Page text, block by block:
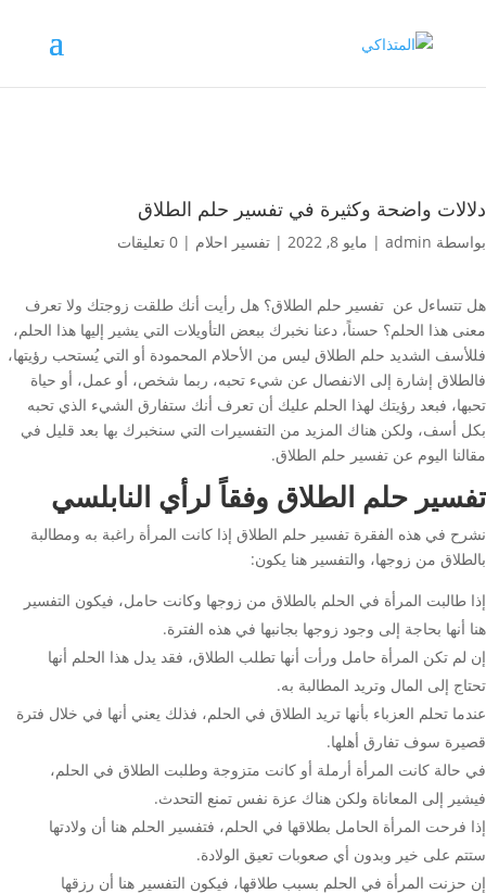
دلالات واضحة وكثيرة في تفسير حلم الطلاق
بواسطة admin
| مايو 8, 2022 | تفسير احلام | 0 تعليقات
هل تتساءل عن تفسير حلم الطلاق؟ هل رأيت أنك طلقت زوجتك ولا تعرف
معنى هذا الحلم؟ حسناً، دعنا نخبرك ببعض التأويلات التي يشير إليها هذا الحلم،
فللأسف الشديد حلم الطلاق ليس من الأحلام المحمودة أو التي يُستحب رؤيتها،
فالطلاق إشارة إلى الانفصال عن شيء تحبه، ربما شخص، أو عمل، أو حياة
تحبها، فبعد رؤيتك لهذا الحلم عليك أن تعرف أنك ستفارق الشيء الذي تحبه
بكل أسف، ولكن هناك المزيد من التفسيرات التي سنخبرك بها بعد قليل في
مقالنا اليوم عن تفسير حلم الطلاق.
تفسير حلم الطلاق وفقاً لرأي النابلسي
نشرح في هذه الفقرة تفسير حلم الطلاق إذا كانت المرأة راغبة به ومطالبة
بالطلاق من زوجها، والتفسير هنا يكون:
إذا طالبت المرأة في الحلم بالطلاق من زوجها وكانت حامل، فيكون التفسير
هنا أنها بحاجة إلى وجود زوجها بجانبها في هذه الفترة.
إن لم تكن المرأة حامل ورأت أنها تطلب الطلاق، فقد يدل هذا الحلم أنها
تحتاج إلى المال وتريد المطالبة به.
عندما تحلم العزباء بأنها تريد الطلاق في الحلم، فذلك يعني أنها في خلال فترة
قصيرة سوف تفارق أهلها.
في حالة كانت المرأة أرملة أو كانت متزوجة وطلبت الطلاق في الحلم،
فيشير إلى المعاناة ولكن هناك عزة نفس تمنع التحدث.
إذا فرحت المرأة الحامل بطلاقها في الحلم، فتفسير الحلم هنا أن ولادتها
ستتم على خير وبدون أي صعوبات تعيق الولادة.
إن حزنت المرأة في الحلم بسبب طلاقها، فيكون التفسير هنا أن رزقها